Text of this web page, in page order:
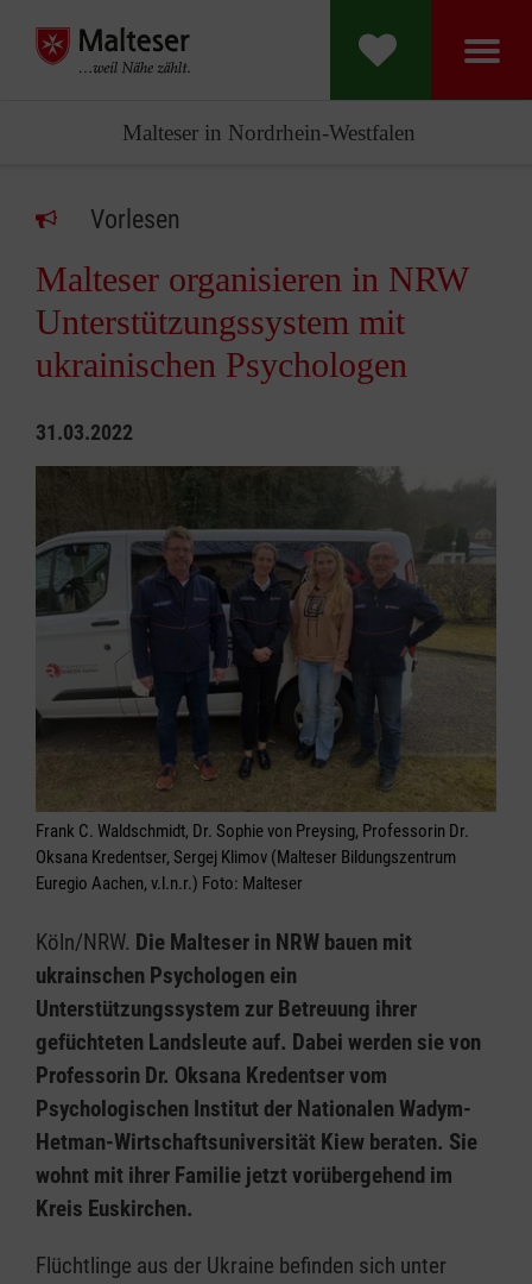
Malteser in Nordrhein-Westfalen
Vorlesen
Malteser organisieren in NRW
Unterstützungssystem mit
ukrainischen Psychologen
31.03.2022
Frank C. Waldschmidt, Dr. Sophie von Preysing, Professorin Dr.
Oksana Kredentser, Sergej Klimov (Malteser Bildungszentrum
Euregio Aachen, v.l.n.r.) Foto: Malteser
Köln/NRW. Die Malteser in NRW bauen mit
ukrainschen Psychologen ein
Unterstützungssystem zur Betreuung ihrer
gefüchteten Landsleute auf. Dabei werden sie von
Professorin Dr. Oksana Kredentser vom
Psychologischen Institut der Nationalen Wadym-
Hetman-Wirtschaftsuniversität Kiew beraten. Sie
wohnt mit ihrer Familie jetzt vorübergehend im
Kreis Euskirchen.
Flüchtlinge aus der Ukraine befinden sich unter